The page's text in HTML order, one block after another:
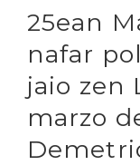
25ean
nafar
jaio zen
marzo